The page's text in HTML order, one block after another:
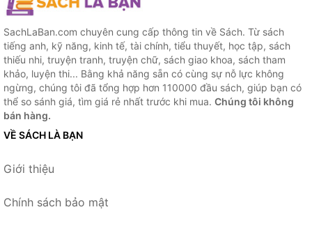
SachLaBan.com chuyên cung cấp thông tin về Sách. Từ sách
tiếng anh, kỹ năng, kinh tế, tài chính, tiểu thuyết, học tập, sách
thiếu nhi, truyện tranh, truyện chữ, sách giao khoa, sách tham
khảo, luyện thi... Bằng khả năng sẵn có cùng sự nỗ lực không
ngừng, chúng tôi đã tổng hợp hơn 110000 đầu sách, giúp bạn có
thể so sánh giá, tìm giá rẻ nhất trước khi mua. Chúng tôi không
bán hàng.
VỀ SÁCH LÀ BẠN
Giới thiệu
Chính sách bảo mật